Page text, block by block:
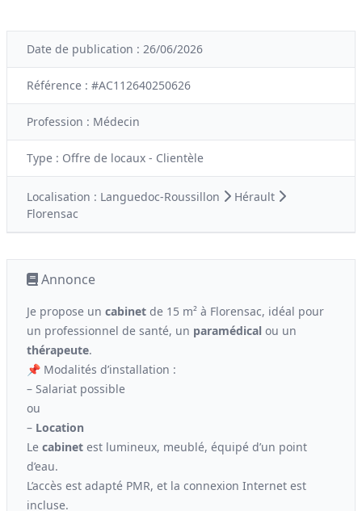
Date de publication : 26/06/2026
Référence : #AC112640250626
Profession : Médecin
Type : Offre de locaux - Clientèle
Localisation : Languedoc-Roussillon
Hérault
Florensac
Annonce
Je propose un cabinet de 15 m² à Florensac, idéal pour
un professionnel de santé, un paramédical ou un
thérapeute.
📌 Modalités d’installation :
– Salariat possible
ou
– Location
Le cabinet est lumineux, meublé, équipé d’un point
d’eau.
L’accès est adapté PMR, et la connexion Internet est
incluse.